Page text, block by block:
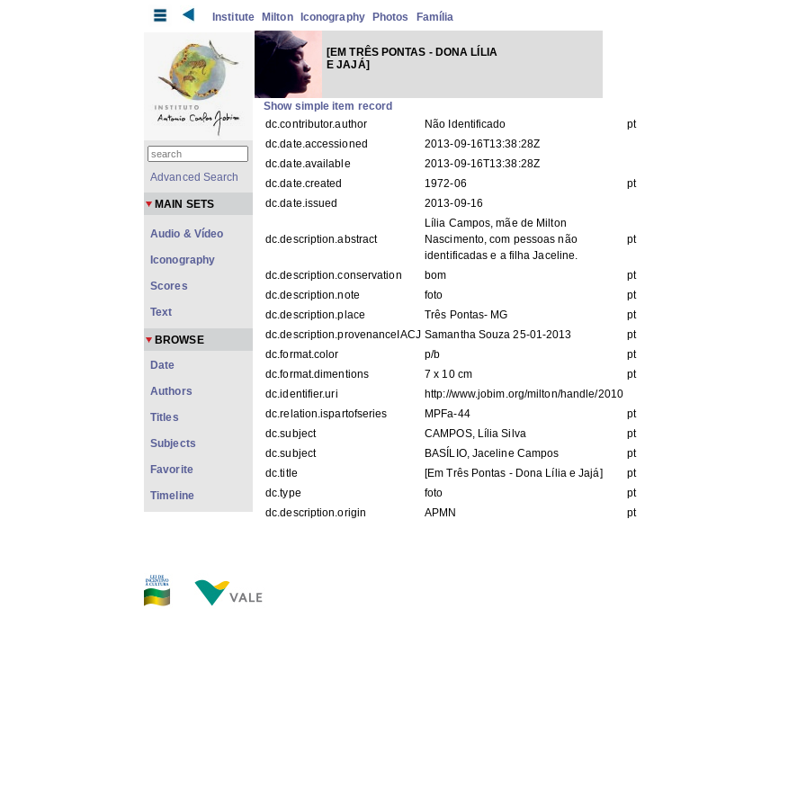
Institute Milton Iconography Photos Família
[EM TRÊS PONTAS - DONA LÍLIA
E JAJÁ]
Show simple item record
dc.contributor.author
Não Identificado
pt
dc.date.accessioned
2013-09-16T13:38:28Z
dc.date.available
2013-09-16T13:38:28Z
dc.date.created
1972-06
pt
dc.date.issued
2013-09-16
dc.description.abstract
Lília Campos, mãe de Milton
Nascimento, com pessoas não
identificadas e a filha Jaceline.
pt
dc.description.conservation bom
pt
dc.description.note
foto
pt
dc.description.place
Três Pontas- MG
pt
dc.description.provenanceIACJ Samantha Souza 25-01-2013
pt
dc.format.color
p/b
pt
dc.format.dimentions
7 x 10 cm
pt
dc.identifier.uri
http://www.jobim.org/milton/handle/2010
dc.relation.ispartofseries
MPFa-44
pt
dc.subject
CAMPOS, Lília Silva
pt
dc.subject
BASÍLIO, Jaceline Campos
pt
dc.title
[Em Três Pontas - Dona Lília e Jajá]
pt
dc.type
foto
pt
dc.description.origin
APMN pt
Advanced Search
MAIN SETS
Audio & Vídeo
Iconography
Scores
Text
BROWSE
Date
Authors
Titles
Subjects
Favorite
Timeline